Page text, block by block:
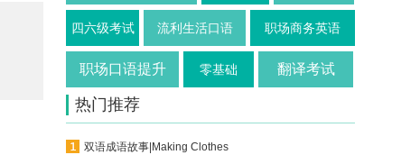
四六级考试 流利生活口语 职场商务英语
职场口语提升 零基础 翻译考试
热门推荐
双语成语故事|Making Clothes